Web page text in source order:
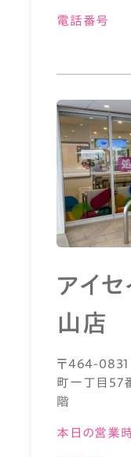
電話番号
アイ
山店
〒464-0831
町一丁目57
階
本日の営業